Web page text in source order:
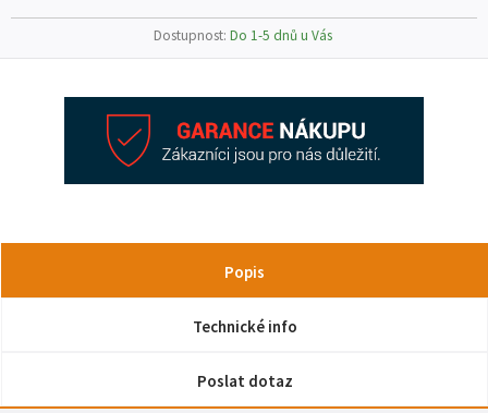
Dostupnost: Do 1-5 dnů u Vás
Popis
Technické info
Poslat dotaz